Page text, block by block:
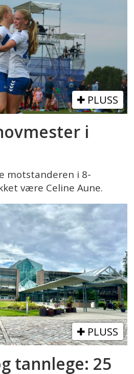
PLUSS
i
motstanderen i 8-
være Celine Aune.
PLUSS
tannlege: 25